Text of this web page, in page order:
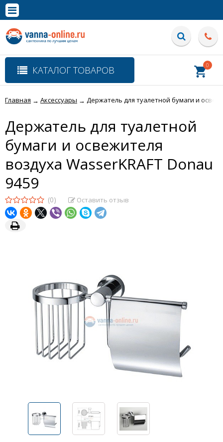
Полная версия сайта
КАТАЛОГ ТОВАРОВ 0
Главная → Аксессуары → Держатель для туалетной бумаги и
Держатель для туалетной
бумаги и освежителя
воздуха WasserKRAFT Donau
9459
(0) Оставить отзыв